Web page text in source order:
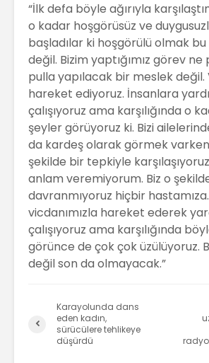
“İlk defa böyle ağırıyla
o kadar hoşgörüsüz ve
başladılar ki hoşgörülü olmak
değil. Bizim yaptığımız görev
pulla yapılacak bir meslek değil.
hareket ediyoruz. İnsanlara
çalışıyoruz ama karşılığında o
şeyler görüyoruz ki. Bizi
da kardeş olarak görmek
şekilde bir tepkiyle
anlam veremiyorum. Biz o
davranmıyoruz hiçbir
vicdanımızla hareket ederek
çalışıyoruz ama karşılığında
görünce de çok çok üzülüyoruz.
değil son da olmayacak.”
Karayolunda dans
eden kadın,
sürücülere tehlikeye
düşürdü